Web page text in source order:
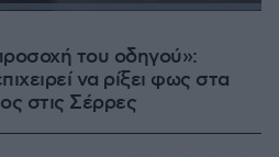
Loaded:
του οδηγού»:
να ρίξει φως στα
στις Σέρρες